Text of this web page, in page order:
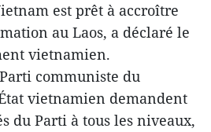
est prêt à accroître
au Laos, a déclaré le
vietnamien.
communiste du
vietnamien demandent
du Parti à tous les niveaux,